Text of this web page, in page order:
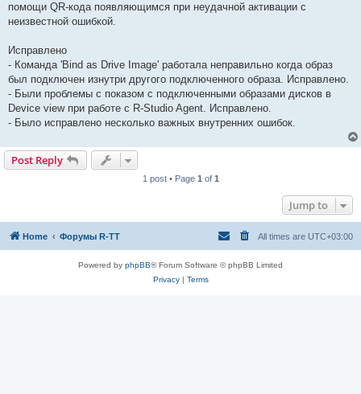
помощи QR-кода появляющимся при неудачной активации с
неизвестной ошибкой.
Исправлено
- Команда 'Bind as Drive Image' работала неправильно когда образ
был подключен изнутри другого подключенного образа. Исправлено.
- Были проблемы с показом с подключенными образами дисков в
Device view при работе с R-Studio Agent. Исправлено.
- Было исправлено несколько важных внутренних ошибок.
Post Reply
1 post • Page 1 of 1
Jump to
Home Форумы R-TT All times are UTC+03:00
Powered by phpBB® Forum Software © phpBB Limited
Privacy| Terms